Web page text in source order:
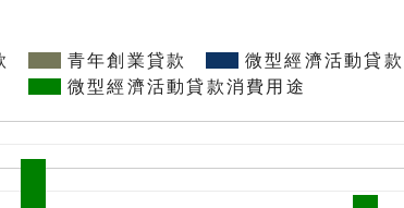
青年創業貸款
微型經濟活動貸
微型經濟活動貸款消費用途